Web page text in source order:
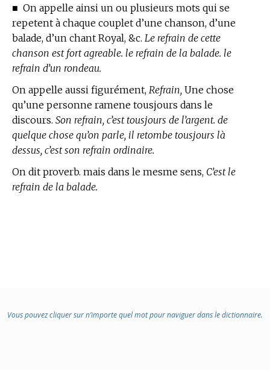
■ On appelle ainsi un ou plusieurs mots qui se
repetent à chaque couplet d’une chanson, d’une
balade, d’un chant Royal, &c. Le refrain de cette
chanson est fort agreable. le refrain de la balade. le
refrain d’un rondeau.
On appelle aussi figurément, Refrain, Une chose
qu’une personne ramene tousjours dans le
discours. Son refrain, c’est tousjours de l’argent. de
quelque chose qu’on parle, il retombe tousjours là
dessus, c’est son refrain ordinaire.
On dit proverb. mais dans le mesme sens, C’est le
refrain de la balade.
Vous pouvez cliquer sur n’importe quel mot pour naviguer dans le dictionnaire.